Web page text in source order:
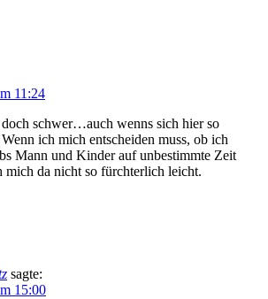
11:24
schwer…auch wenns sich hier so
ich mich entscheiden muss, ob ich
Mann und Kinder auf unbestimmte Zeit
mich da nicht so fürchterlich leicht.
sagte:
15:00